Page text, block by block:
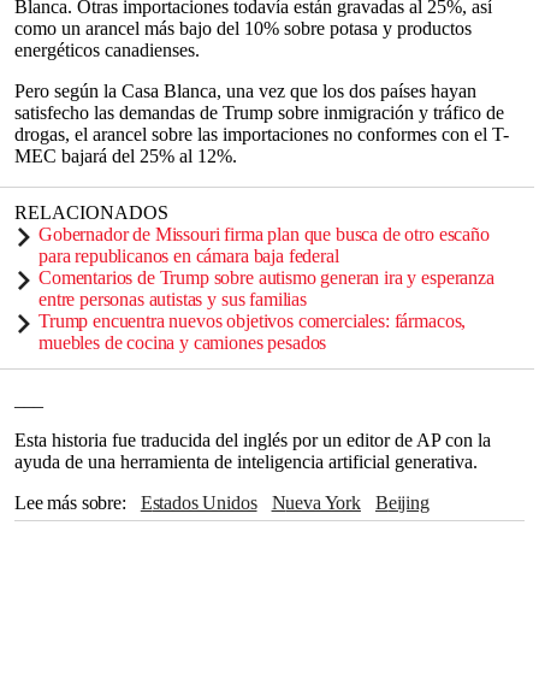
Blanca. Otras importaciones todavía están gravadas al 25%, así
como un arancel más bajo del 10% sobre potasa y productos
energéticos canadienses.
Pero según la Casa Blanca, una vez que los dos países hayan
satisfecho las demandas de Trump sobre inmigración y tráfico de
drogas, el arancel sobre las importaciones no conformes con el T-
MEC bajará del 25% al 12%.
RELACIONADOS
Gobernador de Missouri firma plan que busca de otro escaño
para republicanos en cámara baja federal
Comentarios de Trump sobre autismo generan ira y esperanza
entre personas autistas y sus familias
Trump encuentra nuevos objetivos comerciales: fármacos,
muebles de cocina y camiones pesados
Esta historia fue traducida del inglés por un editor de AP con la
ayuda de una herramienta de inteligencia artificial generativa.
Lee más sobre
Estados Unidos Nueva York
Beijing